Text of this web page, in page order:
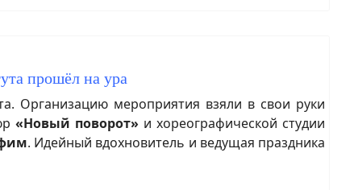
прошёл на ура
Организацию мероприятия взяли в свои руки
«Новый поворот» и хореографической студии
. Идейный вдохновитель и ведущая праздника